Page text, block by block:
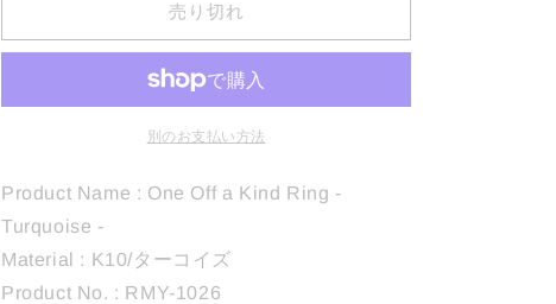
数
す
数
量
増
す
売り切れ
別のお支払い方法
Product Name : One Off a Kind Ring -
Turquoise -
Material : K10/ターコイズ
Product No. : RMY-1026